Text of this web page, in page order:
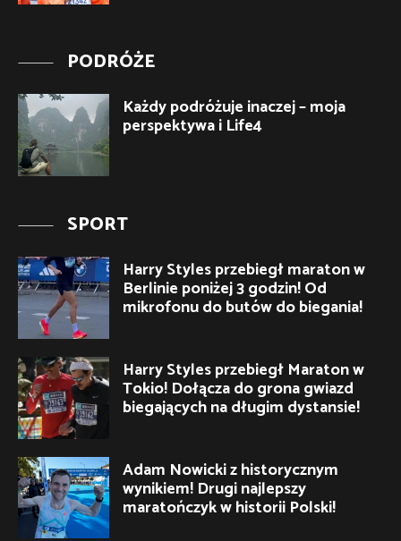
PODRÓŻE
Każdy podróżuje inaczej – moja
perspektywa i Life4
SPORT
Harry Styles przebiegł maraton w
Berlinie poniżej 3 godzin! Od
mikrofonu do butów do biegania!
Harry Styles przebiegł Maraton w
Tokio! Dołącza do grona gwiazd
biegających na długim dystansie!
Adam Nowicki z historycznym
wynikiem! Drugi najlepszy
maratończyk w historii Polski!